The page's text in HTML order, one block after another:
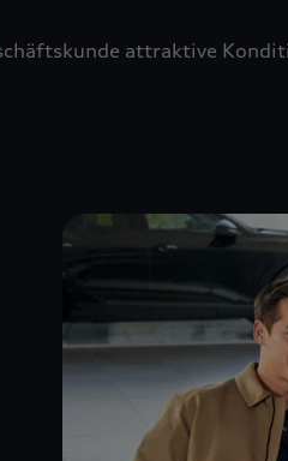
attraktive